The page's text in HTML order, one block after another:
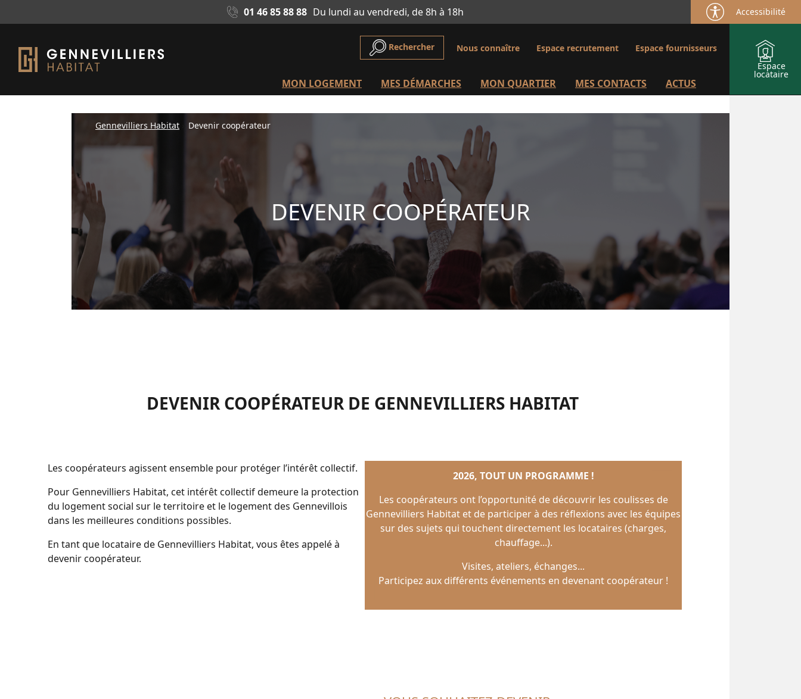
01 46 85 88 88 Du lundi au vendredi, de 8h à 18h Accessibilité
MON LOGEMENT MES DÉMARCHES MON QUARTIER MES CONTACTS ACTUS
Rechercher Nous connaître Espace recrutement
Espace fournisseurs
Espace
locataire
DEVENIR COOPÉRATEUR
Gennevilliers Habitat Devenir coopérateur
DEVENIR COOPÉRATEUR DE GENNEVILLIERS HABITAT
Les coopérateurs agissent ensemble pour protéger l’intérêt collectif.
Pour Gennevilliers Habitat, cet intérêt collectif demeure la protection
du logement social sur le territoire et le logement des Gennevillois
dans les meilleures conditions possibles.
En tant que locataire de Gennevilliers Habitat, vous êtes appelé à
devenir coopérateur.
2026, TOUT UN PROGRAMME !
Les coopérateurs ont l’opportunité de découvrir les coulisses de
Gennevilliers Habitat et de participer à des réflexions avec les équipes
sur des sujets qui touchent directement les locataires (charges,
chauffage...).
Visites, ateliers, échanges...
Participez aux différents événements en devenant coopérateur !